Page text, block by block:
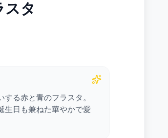
タ
る赤と青のフラスタ。
生日も兼ねた華やかで愛